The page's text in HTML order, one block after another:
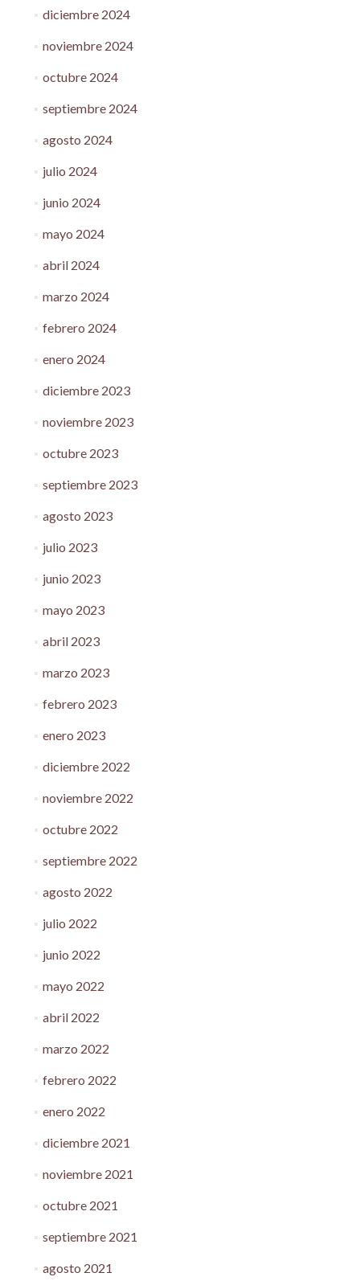
diciembre 2024
noviembre 2024
octubre 2024
septiembre 2024
agosto 2024
julio 2024
junio 2024
mayo 2024
abril 2024
marzo 2024
febrero 2024
enero 2024
diciembre 2023
noviembre 2023
octubre 2023
septiembre 2023
agosto 2023
julio 2023
junio 2023
mayo 2023
abril 2023
marzo 2023
febrero 2023
enero 2023
diciembre 2022
noviembre 2022
octubre 2022
septiembre 2022
agosto 2022
julio 2022
junio 2022
mayo 2022
abril 2022
marzo 2022
febrero 2022
enero 2022
diciembre 2021
noviembre 2021
octubre 2021
septiembre 2021
agosto 2021